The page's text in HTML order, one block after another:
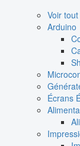
Voir
Arduino
Écrans